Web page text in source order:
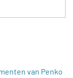
van Penko